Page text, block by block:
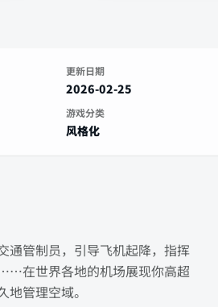
更新日期
2026-02-25
游戏分类
风格化
通管制员，引导飞机起降，指挥
在世界各地的机场展现你高超
管理空域。